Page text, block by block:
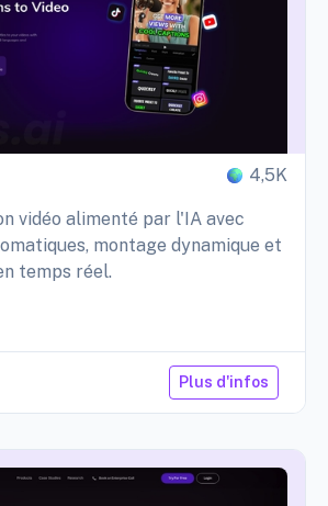
4,5K
vidéo alimenté par l'IA avec
montage dynamique et
temps réel.
Plus d'infos